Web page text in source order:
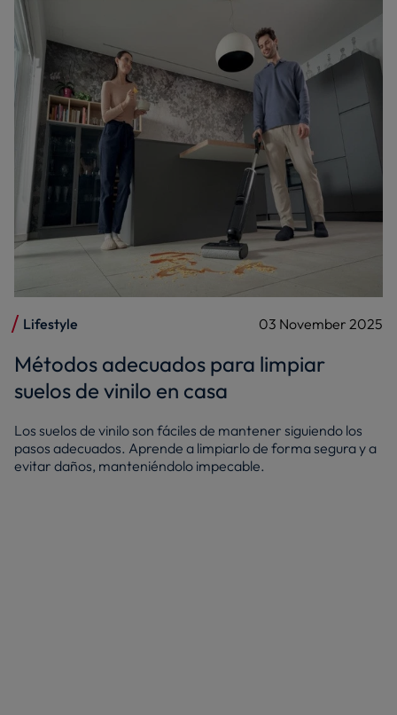
Lifestyle 03 November 2025
Métodos adecuados para limpiar
suelos de vinilo en casa
Los suelos de vinilo son fáciles de mantener siguiendo los
pasos adecuados. Aprende a limpiarlo de forma segura y a
evitar daños, manteniéndolo impecable.